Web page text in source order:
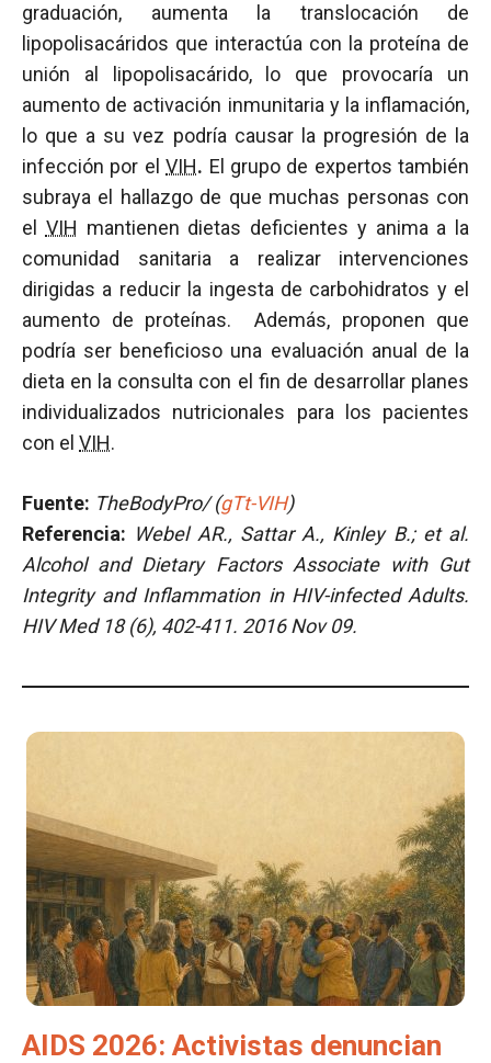
graduación, aumenta la translocación de
lipopolisacáridos que interactúa con la proteína de
unión al lipopolisacárido, lo que provocaría un
aumento de activación inmunitaria y la inflamación,
lo que a su vez podría causar la progresión de la
infección por elVIH. El grupo de expertos también
subraya el hallazgo de que muchas personas con
el VIH mantienen dietas deficientes y anima a la
comunidad sanitaria a realizar intervenciones
dirigidas a reducir la ingesta de carbohidratos y el
aumento de proteínas. Además, proponen que
podría ser beneficioso una evaluación anual de la
dieta en la consulta con el fin de desarrollar planes
individualizados nutricionales para los pacientes
con el VIH.
Fuente: TheBodyPro/ (gTt-VIH)
Referencia: Webel AR., Sattar A., Kinley B.; et al.
Alcohol and Dietary Factors Associate with Gut
Integrity and Inflammation in HIV-infected Adults.
HIV Med 18 (6), 402-411. 2016 Nov09.
AIDS 2026: Activistas denuncian